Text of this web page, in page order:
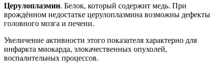
Церулоплазмин. Белок, который содержит медь. При
врождённом недостатке церулоплазмина возможны дефекты
головного мозга и печени.
Увеличение активности этого показателя характерно для
инфаркта миокарда, злокачественных опухолей,
воспалительных процессов.